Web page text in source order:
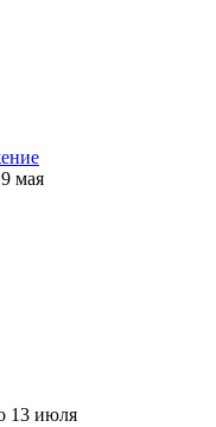
9 мая
13 июля